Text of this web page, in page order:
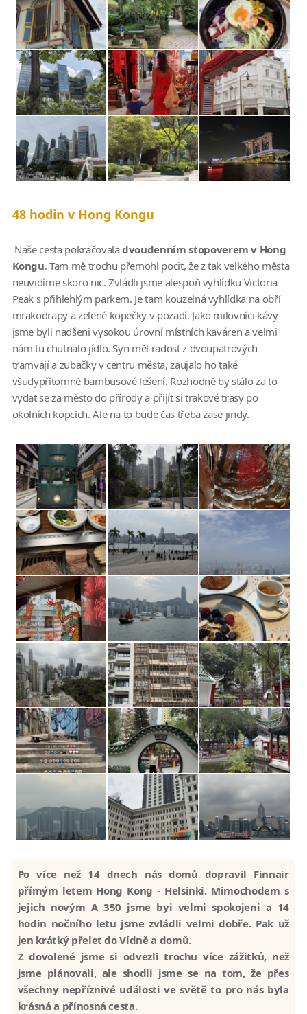
48 hodin v Hong Kongu
Naše cesta pokračovaladvoudenním stopoverem v Hong
Kongu. Tam mě trochu přemohl pocit, že z tak velkého města
neuvidíme skoro nic. Zvládli jsme alespoň vyhlídku Victoria
Peak s přihlehlým parkem. Je tam kouzelná vyhlídka na obří
mrakodrapy a zelené kopečky v pozadí. Jako milovníci kávy
jsme byli nadšeni vysokou úrovní místních kaváren a velmi
nám tu chutnalo jídlo. Syn měl radost z dvoupatrových
tramvají a zubačky v centru města, zaujalo ho také
všudypřítomné bambusové lešení. Rozhodně by stálo za to
vydat se za město do přírody a přijít si trakové trasy po
okolních kopcích. Ale na to bude čas třeba zase jindy.
Po více než 14 dnech nás domů dopravil Finnair
přímým letem Hong Kong - Helsinki. Mimochodem s
jejich novým A 350 jsme byi velmi spokojeni a 14
hodin nočního letu jsme zvládli velmi dobře. Pak už
jen krátký přelet do Vídně a domů.
Z dovolené jsme si odvezli trochu více zážitků, než
jsme plánovali, ale shodli jsme se na tom, že přes
všechny nepříznivé události ve světě to pro nás byla
krásná a přínosná cesta.